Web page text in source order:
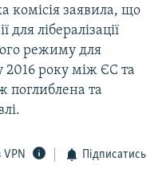
комісія заявила, що
для лібералізації
режиму для
2016 року між ЄС та
поглиблена та
VPN Підписатись